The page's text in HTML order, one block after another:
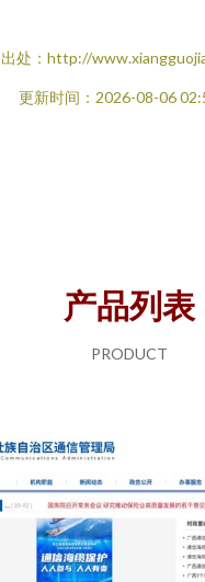
处：http://
更新时间：2026-08-06
产品列表
PRODUCT